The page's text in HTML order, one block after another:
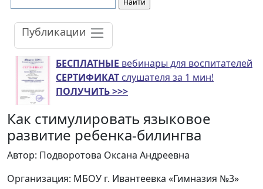
Публикации
БЕСПЛАТНЫЕ вебинары для воспитателей
СЕРТИФИКАТ слушателя за 1 мин!
ПОЛУЧИТЬ >>>
Как стимулировать языковое
развитие ребенка-билингва
Автор: Подворотова Оксана Андреевна
Организация: МБОУ г. Ивантеевка «Гимназия №3»